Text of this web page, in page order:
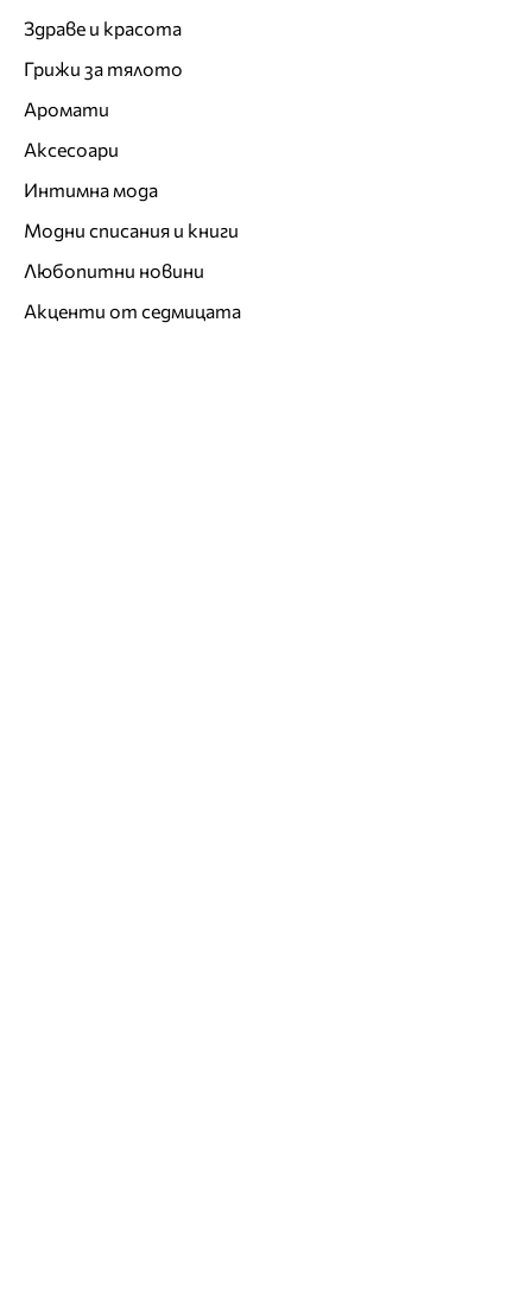
Здраве и красота
Грижи за тялото
Аромати
Аксесоари
Интимна мода
Модни списания и книги
Любопитни новини
Акценти от седмицата